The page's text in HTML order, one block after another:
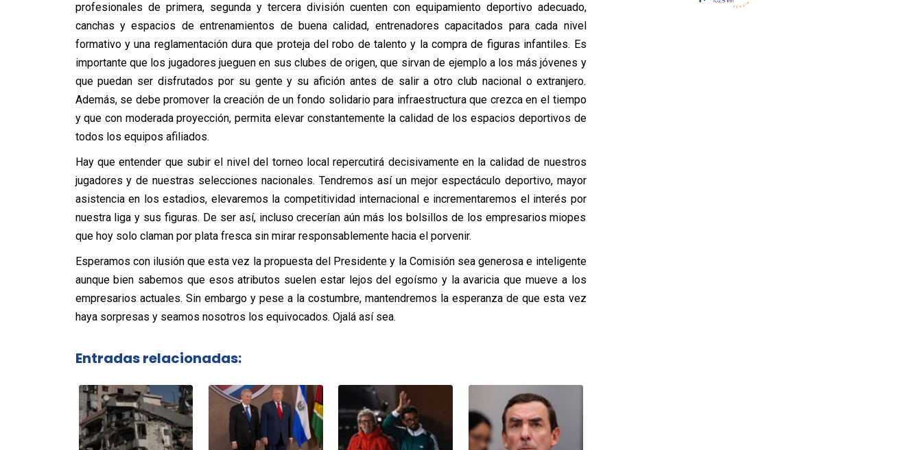
profesionales de primera, segunda y tercera división cuenten con equipamiento deportivo adecuado,
canchas y espacios de entrenamientos de buena calidad, entrenadores capacitados para cada nivel
formativo y una reglamentación dura que proteja del robo de talento y la compra de figuras infantiles. Es
importante que los jugadores jueguen en sus clubes de origen, que sirvan de ejemplo a los más jóvenes y
que puedan ser disfrutados por su gente y su afición antes de salir a otro club nacional o extranjero.
Además, se debe promover la creación de un fondo solidario para infraestructura que crezca en el tiempo
y que con moderada proyección, permita elevar constantemente la calidad de los espacios deportivos de
todos los equipos afiliados.
Hay que entender que subir el nivel del torneo local repercutirá decisivamente en la calidad de nuestros
jugadores y de nuestras selecciones nacionales. Tendremos así un mejor espectáculo deportivo, mayor
asistencia en los estadios, elevaremos la competitividad internacional e incrementaremos el interés por
nuestra liga y sus figuras. De ser así, incluso crecerían aún más los bolsillos de los empresarios miopes
que hoy solo claman por plata fresca sin mirar responsablemente hacia el porvenir.
Esperamos con ilusión que esta vez la propuesta del Presidente y la Comisión sea generosa e inteligente
aunque bien sabemos que esos atributos suelen estar lejos del egoísmo y la avaricia que mueve a los
empresarios actuales. Sin embargo y pese a la costumbre, mantendremos la esperanza de que esta vez
haya sorpresas y seamos nosotros los equivocados. Ojalá así sea.
Entradas relacionadas: